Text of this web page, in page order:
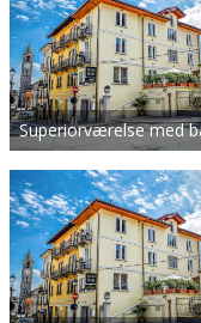
Superiorværelse med